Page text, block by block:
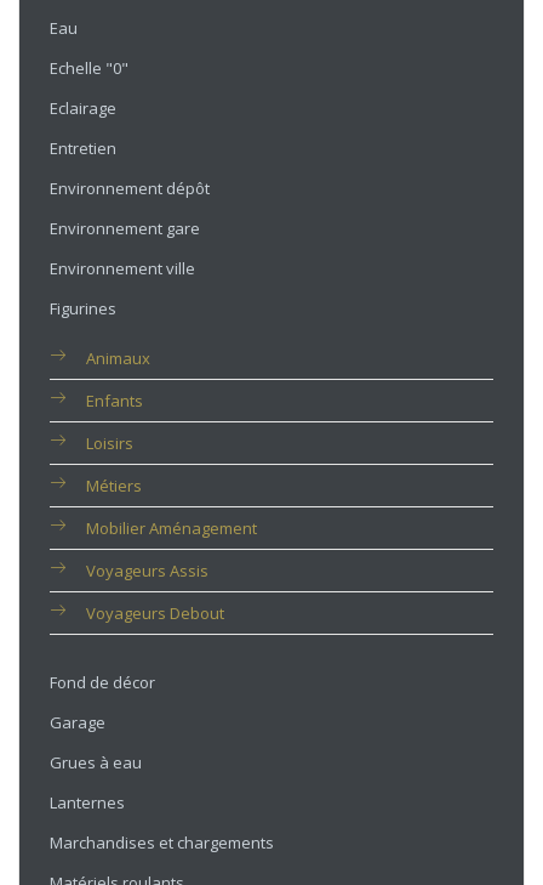
Eau
Echelle "0"
Eclairage
Entretien
Environnement dépôt
Environnement gare
Environnement ville
Figurines
Animaux
Enfants
Loisirs
Métiers
Mobilier Aménagement
Voyageurs Assis
Voyageurs Debout
Fond de décor
Garage
Grues à eau
Lanternes
Marchandises et chargements